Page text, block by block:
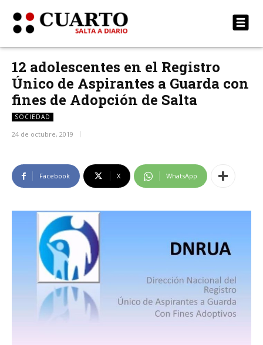
12 adolescentes en el Registro
Único de Aspirantes a Guarda con
fines de Adopción de Salta
SOCIEDAD
24 de octubre, 2019
Facebook X WhatsApp